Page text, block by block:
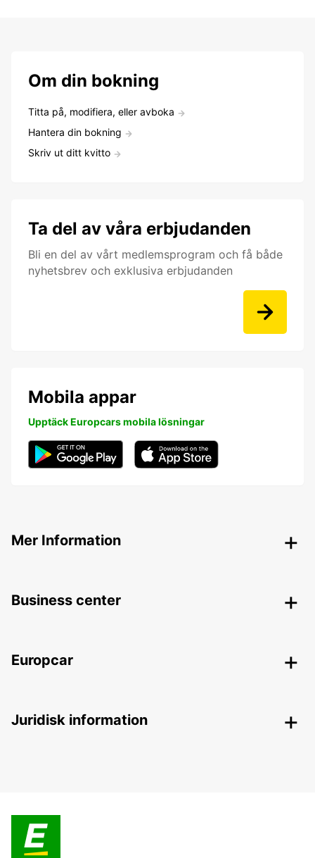
Om din bokning
Titta på, modifiera, eller avboka
Hantera din bokning
Skriv ut ditt kvitto
Ta del av våra erbjudanden
Bli en del av vårt medlemsprogram och få både
nyhetsbrev och exklusiva erbjudanden
Mobila appar
Upptäck Europcars mobila lösningar
Mer Information
Business center
Europcar
Juridisk information